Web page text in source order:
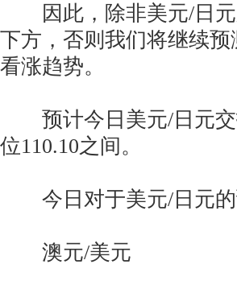
因此，除非美元/日元
下方，否则我们将继续
看涨趋势。
预计今日美元/日元交
位110.10之间。
今日对于美元/日元的
澳元/美元